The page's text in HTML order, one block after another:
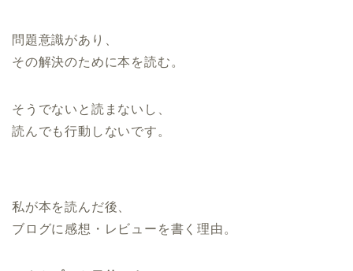
問題意識があり、
その解決のために本を読む。
そうでないと読まないし、
読んでも行動しないです。
私が本を読んだ後、
ブログに感想・レビューを書く理由。